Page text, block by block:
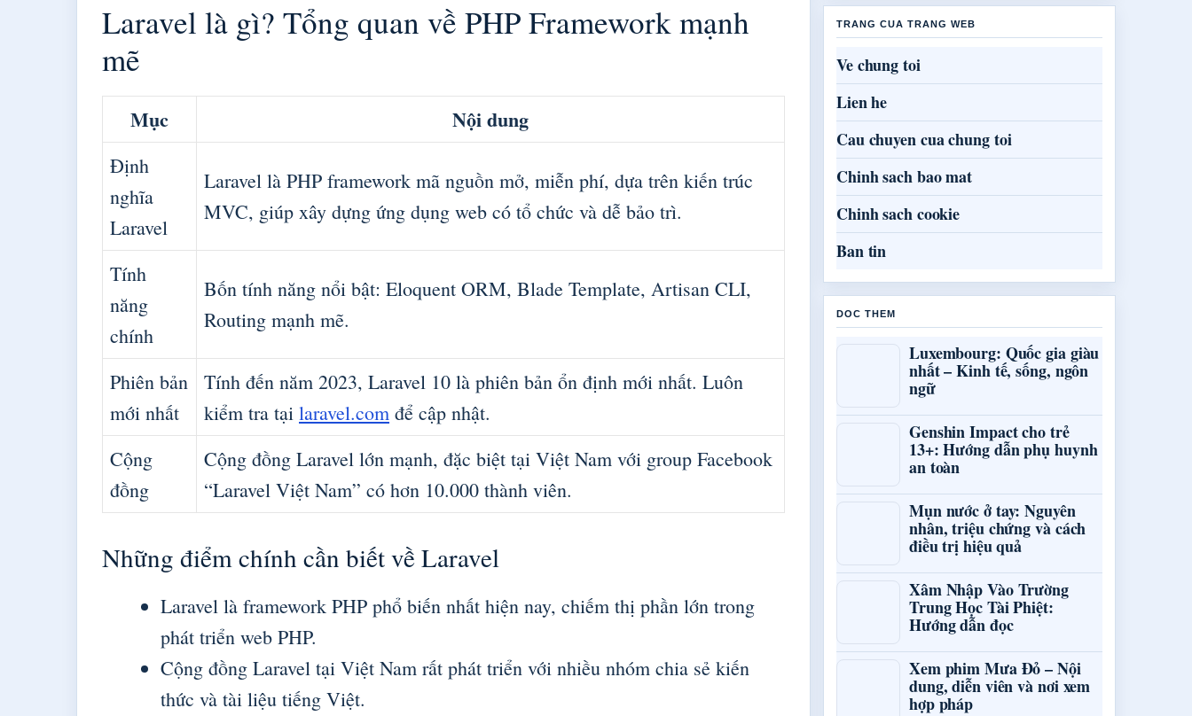
Laravel là gì? Tổng quan về PHP Framework mạnh
mẽ
Mục Nội dung
Định
nghĩa
Laravel
Laravel là PHP framework mã nguồn mở, miễn phí, dựa trên kiến trúc
MVC, giúp xây dựng ứng dụng web có tổ chức và dễ bảo trì.
Tính
năng
chính
Bốn tính năng nổi bật: Eloquent ORM, Blade Template, Artisan CLI,
Routing mạnh mẽ.
Phiên bản
mới nhất
Tính đến năm 2023, Laravel 10 là phiên bản ổn định mới nhất. Luôn
kiểm tra tại laravel.com để cập nhật.
Cộng
đồng
Cộng đồng Laravel lớn mạnh, đặc biệt tại Việt Nam với group Facebook
“Laravel Việt Nam” có hơn 10.000 thành viên.
Những điểm chính cần biết về Laravel
Laravel là framework PHP phổ biến nhất hiện nay, chiếm thị phần lớn trong
phát triển web PHP.
Cộng đồng Laravel tại Việt Nam rất phát triển với nhiều nhóm chia sẻ kiến
thức và tài liệu tiếng Việt.
TRANG CUA TRANG WEB
Ve chung toi
Lien he
Cau chuyen cua chung toi
Chinh sach bao mat
Chinh sach cookie
Ban tin
DOC THEM
Luxembourg: Quốc gia giàu
nhất – Kinh tế, sống, ngôn
ngữ
Genshin Impact cho trẻ
13+: Hướng dẫn phụ huynh
an toàn
Mụn nước ở tay: Nguyên
nhân, triệu chứng và cách
điều trị hiệu quả
Xâm Nhập Vào Trường
Trung Học Tài Phiệt:
Hướng dẫn đọc
Xem phim Mưa Đỏ – Nội
dung, diễn viên và nơi xem
hợp pháp